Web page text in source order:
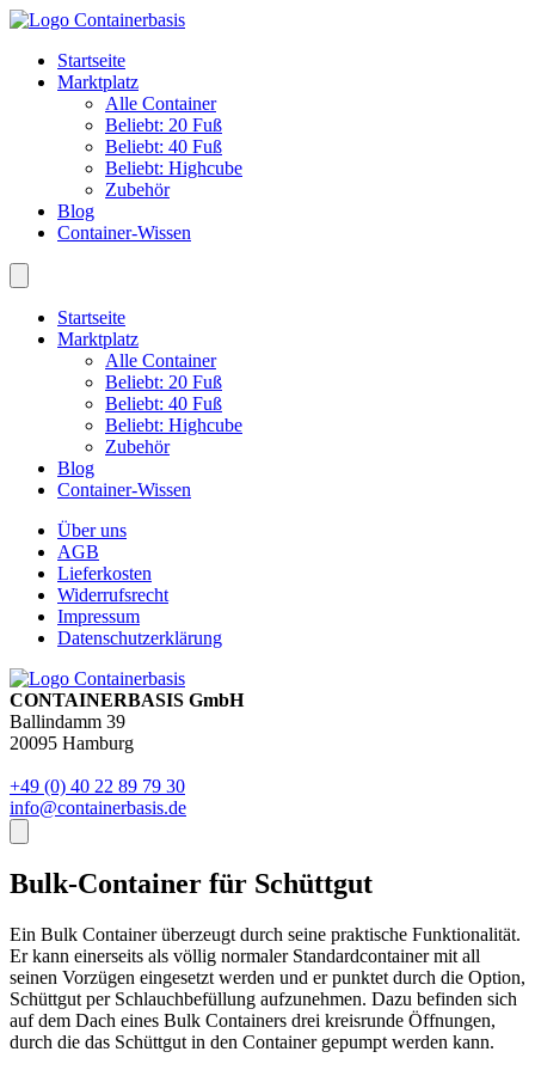
Startseite
Marktplatz
Alle Container
Beliebt: 20 Fuß
Beliebt: 40 Fuß
Beliebt: Highcube
Zubehör
Blog
Container-Wissen
Startseite
Marktplatz
Alle Container
Beliebt: 20 Fuß
Beliebt: 40 Fuß
Beliebt: Highcube
Zubehör
Blog
Container-Wissen
Über uns
AGB
Lieferkosten
Widerrufsrecht
Impressum
Datenschutzerklärung
CONTAINERBASIS GmbH
Ballindamm 39
20095 Hamburg
+49 (0) 40 22 89 79 30
info@containerbasis.de
Bulk-Container für Schüttgut
Ein Bulk Container überzeugt durch seine praktische Funktionalität.
Er kann einerseits als völlig normaler Standardcontainer mit all
seinen Vorzügen eingesetzt werden und er punktet durch die Option,
Schüttgut per Schlauchbefüllung aufzunehmen. Dazu befinden sich
auf dem Dach eines Bulk Containers drei kreisrunde Öffnungen,
durch die das Schüttgut in den Container gepumpt werden kann.